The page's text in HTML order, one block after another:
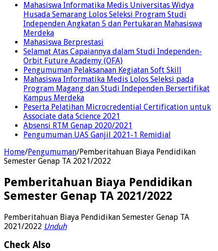
Mahasiswa Informatika Medis Universitas Widya
Husada Semarang Lolos Seleksi Program Studi
Independen Angkatan 5 dan Pertukaran Mahasiswa
Merdeka
Mahasiswa Berprestasi
Selamat Atas Capaiannya dalam Studi Independen-
Orbit Future Academy (OFA)
Pengumuman Pelaksanaan Kegiatan Soft Skill
Mahasiswa Informatika Medis Lolos Seleksi pada
Program Magang dan Studi Independen Bersertifikat
Kampus Merdeka
Peserta Pelatihan Microcredential Certification untuk
Associate data Science 2021
Absensi RTM Genap 2020/2021
Pengumuman UAS Ganjil 2021-1 Remidial
Home/Pengumuman/Pemberitahuan Biaya Pendidikan
Semester Genap TA 2021/2022
Pemberitahuan Biaya Pendidikan
Semester Genap TA 2021/2022
Pemberitahuan Biaya Pendidikan Semester Genap TA
2021/2022 Unduh
Check Also